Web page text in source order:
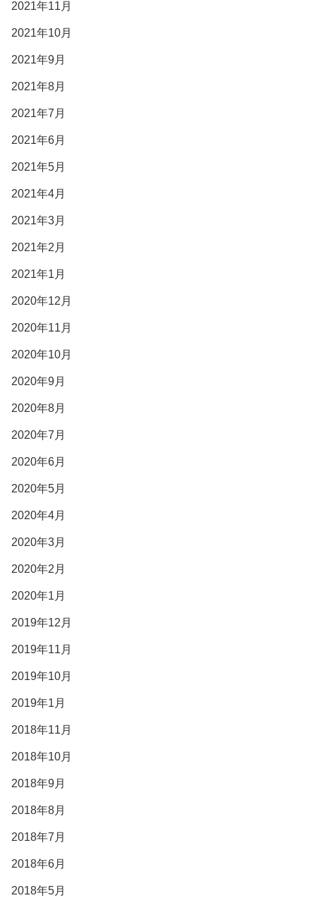
2021年11月
2021年10月
2021年9月
2021年8月
2021年7月
2021年6月
2021年5月
2021年4月
2021年3月
2021年2月
2021年1月
2020年12月
2020年11月
2020年10月
2020年9月
2020年8月
2020年7月
2020年6月
2020年5月
2020年4月
2020年3月
2020年2月
2020年1月
2019年12月
2019年11月
2019年10月
2019年1月
2018年11月
2018年10月
2018年9月
2018年8月
2018年7月
2018年6月
2018年5月